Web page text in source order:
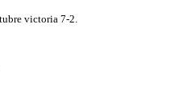
victoria 7-2.